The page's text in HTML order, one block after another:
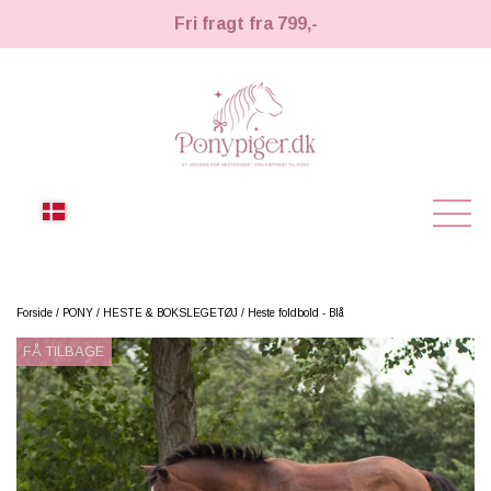
Fri fragt fra 799,-
NYHEDER
KÆPHESTE
KÆPHESTE
STRIGLER & TILBEHØR
LEMIEUX TOY PONY
TIL HESTEPIGER
Forside PONY HESTE & BOKSLEGETØJ Heste foldbold - Blå
FÅ TILBAGE